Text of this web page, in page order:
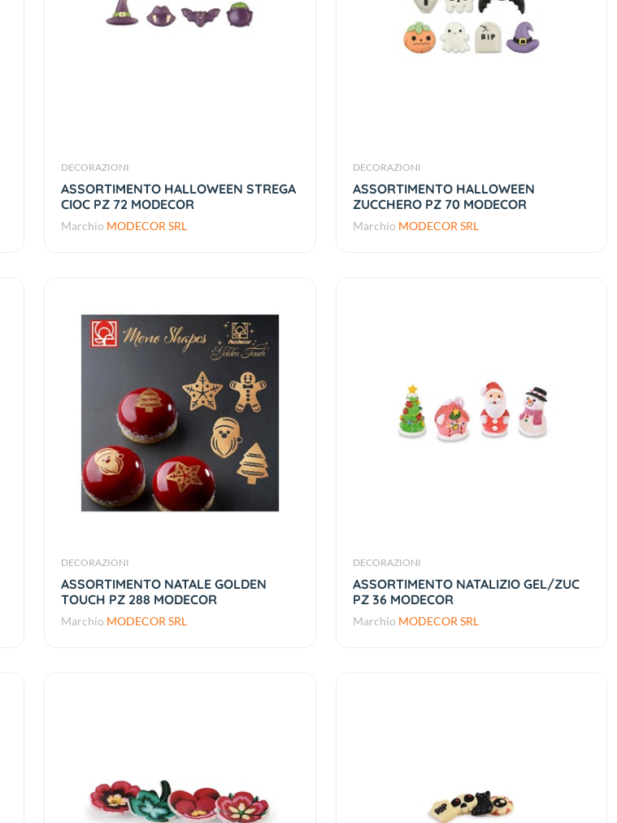
DECORAZIONI
ASSORTIMENTO HALLOWEEN STREGA
CIOC PZ 72 MODECOR
Marchio MODECOR SRL
DECORAZIONI
ASSORTIMENTO HALLOWEEN
ZUCCHERO PZ 70 MODECOR
Marchio MODECOR SRL
DECORAZIONI
ASSORTIMENTO NATALE GOLDEN
TOUCH PZ 288 MODECOR
Marchio MODECOR SRL
DECORAZIONI
ASSORTIMENTO NATALIZIO GEL/ZUC
PZ 36 MODECOR
Marchio MODECOR SRL